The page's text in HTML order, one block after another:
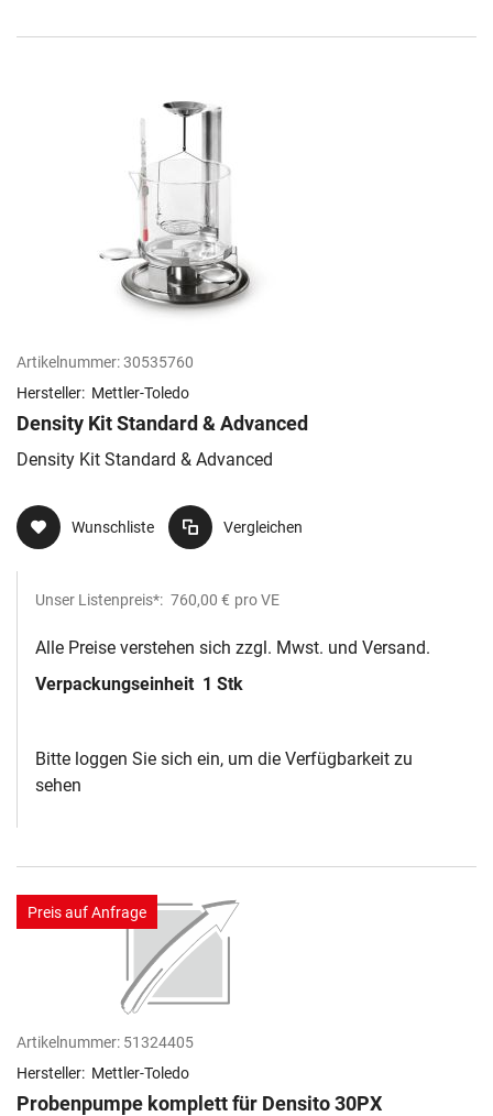
Artikelnummer:30535760
Hersteller: Mettler-Toledo
Density Kit Standard & Advanced
Density Kit Standard & Advanced
Wunschliste Vergleichen
Unser Listenpreis*: 760,00 € pro VE
Alle Preise verstehen sich zzgl. Mwst. und Versand.
Verpackungseinheit 1 Stk
Bitte loggen Sie sich ein, um die Verfügbarkeit zu
sehen
Preis auf Anfrage
Artikelnummer: 51324405
Hersteller: Mettler-Toledo
Probenpumpe komplett für Densito 30PX